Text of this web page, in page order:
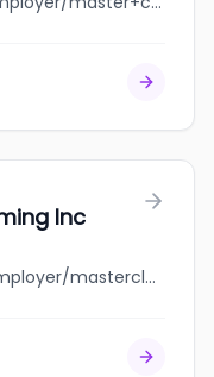
Inc
jobbank.gc.ca/browsejobs/employer/masterclad+rollforming+inc/ca